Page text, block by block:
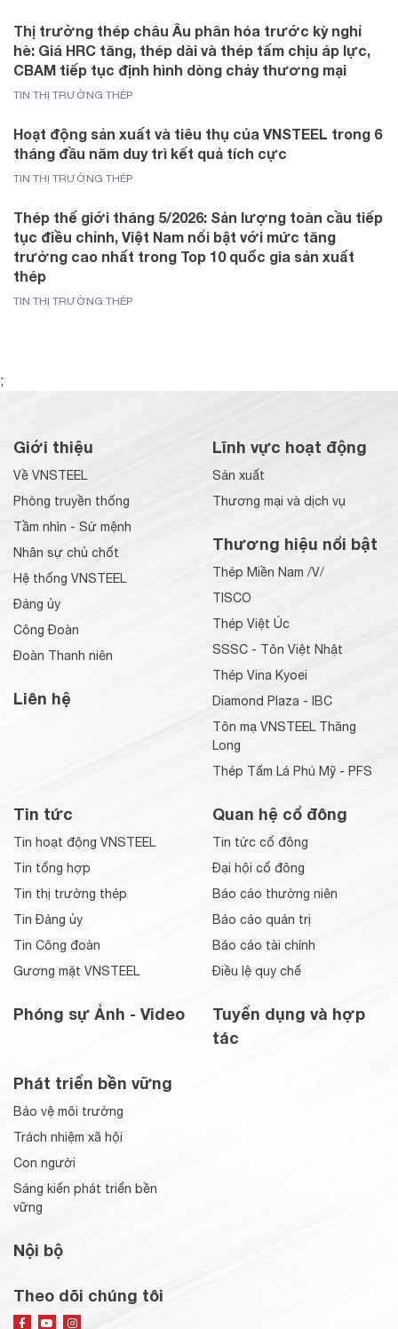
Thị trường thép châu Âu phân hóa trước kỳ nghỉ
hè: Giá HRC tăng, thép dài và thép tấm chịu áp lực,
CBAM tiếp tục định hình dòng chảy thương mại
TIN THỊ TRƯỜNG THÉP
Hoạt động sản xuất và tiêu thụ của VNSTEEL trong 6
tháng đầu năm duy trì kết quả tích cực
TIN THỊ TRƯỜNG THÉP
Thép thế giới tháng 5/2026: Sản lượng toàn cầu tiếp
tục điều chỉnh, Việt Nam nổi bật với mức tăng
trưởng cao nhất trong Top 10 quốc gia sản xuất
thép
TIN THỊ TRƯỜNG THÉP
;
Giới thiệu
Về VNSTEEL
Phòng truyền thống
Tầm nhìn - Sứ mệnh
Nhân sự chủ chốt
Hệ thống VNSTEEL
Đảng ủy
Công Đoàn
Đoàn Thanh niên
Liên hệ
Lĩnh vực hoạt động
Sản xuất
Thương mại và dịch vụ
Thương hiệu nổi bật
Thép Miền Nam /V/
TISCO
Thép Việt Úc
SSSC - Tôn Việt Nhật
Thép Vina Kyoei
Diamond Plaza - IBC
Tôn mạ VNSTEEL Thăng
Long
Thép Tấm Lá Phú Mỹ - PFS
Tin tức
Tin hoạt động VNSTEEL
Tin tổng hợp
Tin thị trường thép
Tin Đảng ủy
Tin Công đoàn
Gương mặt VNSTEEL
Phóng sự Ảnh - Video
Quan hệ cổ đông
Tin tức cổ đông
Đại hội cổ đông
Báo cáo thường niên
Báo cáo quản trị
Báo cáo tài chính
Điều lệ quy chế
Tuyển dụng và hợp
tác
Phát triển bền vững
Bảo vệ môi trường
Trách nhiệm xã hội
Con người
Sáng kiến phát triển bền
vững
Nội bộ
Theo dõi chúng tôi